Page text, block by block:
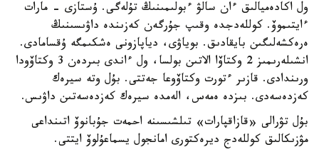
ول اكادەميالىق ءان سالۋ ءبولىمىنىڭ تۇلەگى. ۇستازى - مارات
ءايتىموۆ. كوللەدجدە وقىپ جۇرگەن كەزىندە داۋىسىنىڭ
ەرەكشەلىگىن بايقادىق. بوياۋى، دياپازونى ەشكىمگە ۇقسامادى.
انشىلەرىمىز 2 وكتاۆا الاتىن بولسا، ول ءاندى بىردەن 3 وكتاۆودا
ورىندادى. قازىر ءتورت وكتاۆوعا جەتتى. بۇل وتە سيرەك
كەزدەسەدى. بىزدە ەمەس، الەمدە سيرەك كەزدەسەتىن داۋىس.
بۇل تۋرالى «قازاقپارات» تىلشىسىنە احمەت جۇبانوۆ اتىنداعى
مۋزىكالىق كوللەدج ديرەكتورى امانجول يسماعۇلوۆ ايتتى.